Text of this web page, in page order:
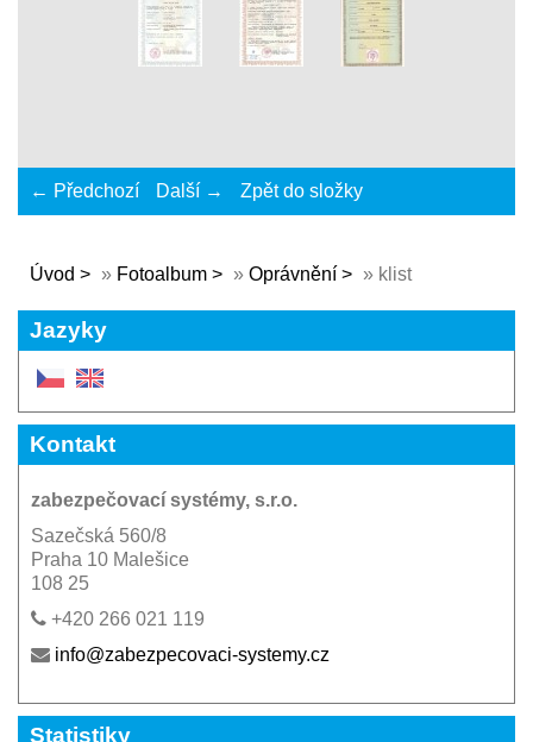
← Předchozí Další → Zpět do složky
Úvod » Fotoalbum » Oprávnění » klist
Jazyky
Kontakt
zabezpečovací systémy, s.r.o.
Sazečská 560/8
Praha 10 Malešice
108 25
+420 266 021 119
info@zabezpecovaci-systemy.cz
Statistiky